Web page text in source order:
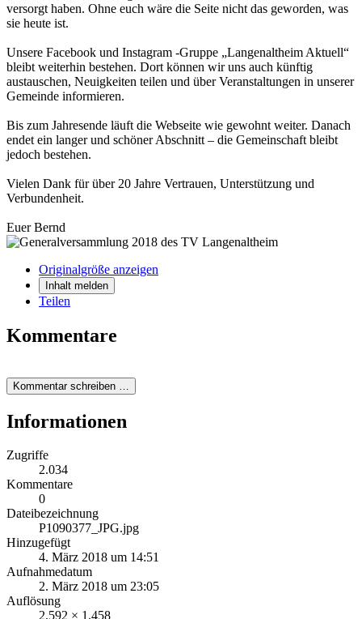
versorgt haben. Ohne euch wäre die Seite nicht das geworden, was
sie heute ist.
Unsere Facebook und Instagram -Gruppe „Langenaltheim Aktuell“
bleibt weiterhin bestehen. Dort können wir uns auch künftig
austauschen, Neuigkeiten teilen und über Veranstaltungen in unserer
Gemeinde informieren.
Bis zum Jahresende läuft die Webseite wie gewohnt weiter. Danach
endet ein langer und schöner Abschnitt – die Gemeinschaft bleibt
jedoch bestehen.
Vielen Dank für über 20 Jahre Vertrauen, Unterstützung und
Verbundenheit.
Euer Bernd
Originalgröße anzeigen
Inhalt melden
Teilen
Kommentare
Kommentar schreiben …
Informationen
Zugriffe
2.034
Kommentare
0
Dateibezeichnung
P1090377_JPG.jpg
Hinzugefügt
4. März 2018 um 14:51
Aufnahmedatum
2. März 2018 um 23:05
Auflösung
2.592 × 1.458